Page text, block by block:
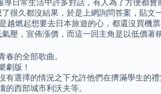
日常生活中許多對話，有人為了方便都
很久都沒結果，於是上網詢問答案，貼
越燃起想要去日本旅遊的心，都還沒買
壓，宣佈漲價，而這一回主角是以低價著
春的全部歌曲。
劇版！
選擇的情況之下允許他們在擠滿學生的禮
西部城市利沃夫等。